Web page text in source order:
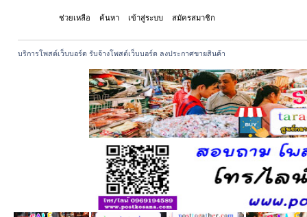
ช่วยเหลือ ค้นหา เข้าสู่ระบบ สมัครสมาชิก
บริการโพสต์เว็บบอร์ด รับจ้างโพสต์เว็บบอร์ด ลงประกาศขายสินค้า